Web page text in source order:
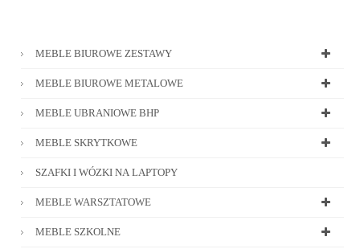
MEBLE BIUROWE ZESTAWY
MEBLE BIUROWE METALOWE
MEBLE UBRANIOWE BHP
MEBLE SKRYTKOWE
SZAFKI I WÓZKI NA LAPTOPY
MEBLE WARSZTATOWE
MEBLE SZKOLNE